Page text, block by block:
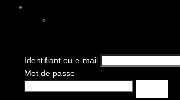
Identifiant ou e-mail
Mot de passe